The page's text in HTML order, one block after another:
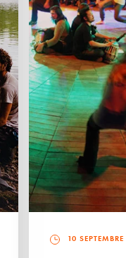
10 SEPTEMBRE